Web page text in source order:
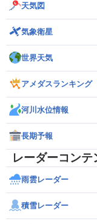
天気図
気象衛星
世界天気
アメダスランキング
河川水位情報
長期予報
レーダーコンテ
雨雲レーダー
積雪レーダー